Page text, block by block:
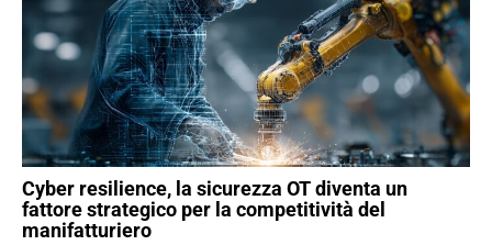
Cyber resilience, la sicurezza OT diventa un
fattore strategico per la competitività del
manifatturiero